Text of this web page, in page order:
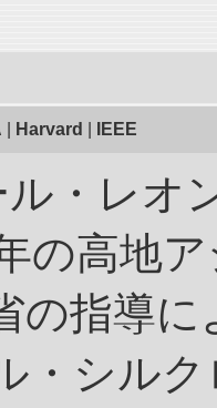
Harvard IEEE
・レオ
の高地
の指導に
・シル